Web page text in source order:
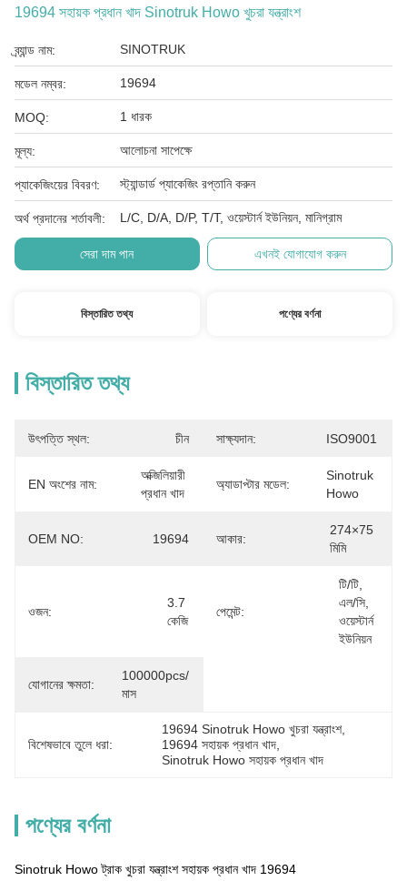
19694 সহায়ক প্রধান খাদ Sinotruk Howo খুচরা যন্ত্রাংশ
ব্র্যান্ড নাম: SINOTRUK
মডেল নম্বর: 19694
MOQ: 1 ধারক
মূল্য: আলোচনা সাপেক্ষে
প্যাকেজিংয়ের বিবরণ: স্ট্যান্ডার্ড প্যাকেজিং রপ্তানি করুন
অর্থ প্রদানের শর্তাবলী: L/C, D/A, D/P, T/T, ওয়েস্টার্ন ইউনিয়ন, মানিগ্রাম
সেরা দাম পান এখনই যোগাযোগ করুন
বিস্তারিত তথ্য পণ্যের বর্ণনা
বিস্তারিত তথ্য
উৎপত্তি স্থল: চীন সাক্ষ্যদান: ISO9001
EN অংশের নাম:
অক্জিলিয়ারী
প্রধান খাদ
অ্যাডাপ্টার মডেল:
Sinotruk
Howo
OEM NO: 19694 আকার:
274×75
মিমি
ওজন:
3.7
কেজি
পেমেন্ট:
টি/টি,
এল/সি,
ওয়েস্টার্ন
ইউনিয়ন
যোগানের ক্ষমতা:
100000pcs/
মাস
বিশেষভাবে তুলে ধরা:
19694 Sinotruk Howo খুচরা যন্ত্রাংশ,
19694 সহায়ক প্রধান খাদ
Sinotruk Howo সহায়ক প্রধান খাদ
পণ্যের বর্ণনা
Sinotruk Howo ট্রাক খুচরা যন্ত্রাংশ সহায়ক প্রধান খাদ 19694